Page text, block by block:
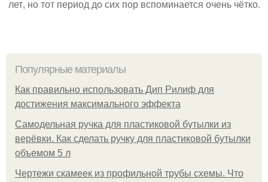
лет, но тот период до сих пор вспоминается очень чётко.
Популярные материалы
Как правильно использовать Дип Рилиф для
достижения максимального эффекта
Самодельная ручка для пластиковой бутылки из
верёвки. Как сделать ручку для пластиковой бутылки
объемом 5 л
Чертежи скамеек из профильной трубы схемы. Что